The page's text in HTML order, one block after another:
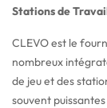
Stations de
CLEVO est le
nombreux
de jeu et des
souvent